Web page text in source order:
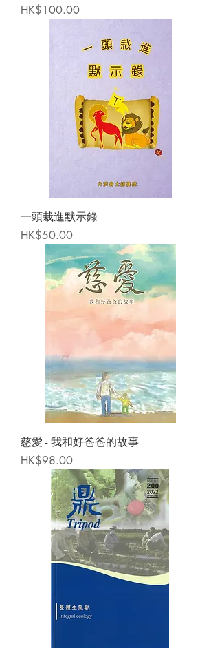
Price
HK$100.00
一頭栽進默示錄
Price
HK$50.00
慈愛 - 我和好爸爸的故事
Price
HK$98.00